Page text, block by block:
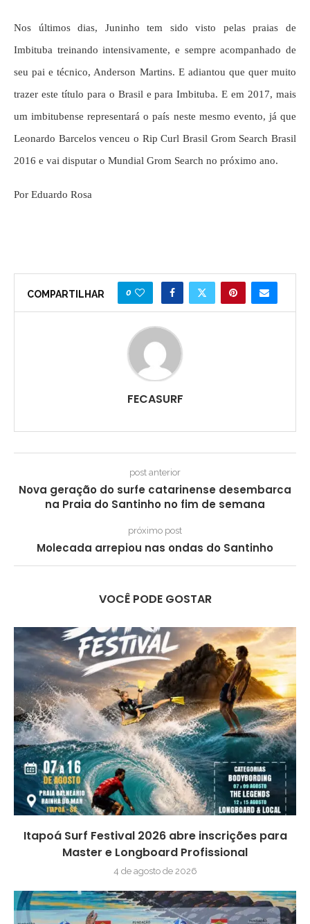
Nos últimos dias, Juninho tem sido visto pelas praias de
Imbituba treinando intensivamente, e sempre acompanhado de
seu pai e técnico, Anderson Martins. E adiantou que quer muito
trazer este título para o Brasil e para Imbituba. E em 2017, mais
um imbitubense representará o país neste mesmo evento, já que
Leonardo Barcelos venceu o Rip Curl Brasil Grom Search Brasil
2016 e vai disputar o Mundial Grom Search no próximo ano.
Por Eduardo Rosa
COMPARTILHAR 0
FECASURF
post anterior
Nova geração do surfe catarinense desembarca
na Praia do Santinho no fim de semana
próximo post
Molecada arrepiou nas ondas do Santinho
VOCÊ PODE GOSTAR
Itapoá Surf Festival 2026 abre inscrições para
Master e Longboard Profissional
4 de agosto de 2026